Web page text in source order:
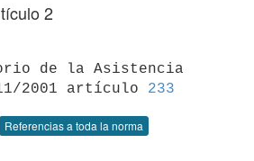
2
de la Asistencia
2001 artículo 233
Referencias a toda la norma